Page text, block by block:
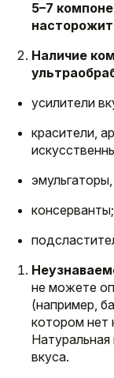
5–7
Наличие
усилители
красители,
консерванты;
не можете
(например,
котором нет
вкуса.